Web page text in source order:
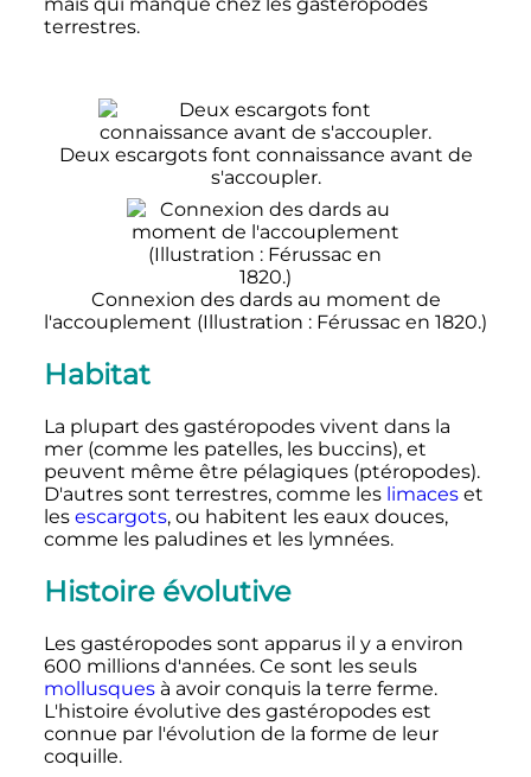
terrestres.
Deux escargots font connaissance avant de
s'accoupler.
Connexion des dards au moment de
l'accouplement (Illustration : Férussac en 1820.)
Habitat
La plupart des gastéropodes vivent dans la
mer (comme les patelles, les buccins), et
peuvent même être pélagiques (ptéropodes).
D'autres sont terrestres, comme les limaceset
les escargots, ou habitent les eaux douces,
comme les paludines et les lymnées.
Histoire évolutive
Les gastéropodes sont apparus il y a environ
600 millionsd'années. Ce sont les seuls
mollusquesà avoir conquis la terre ferme.
L'histoire évolutive des gastéropodes est
connue par l'évolution de la forme de leur
coquille.